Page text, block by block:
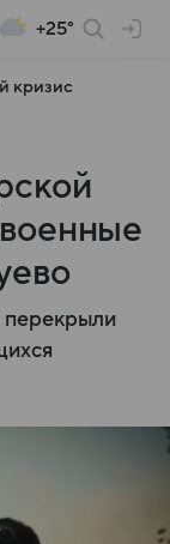
+25°
кризис
перекрыли